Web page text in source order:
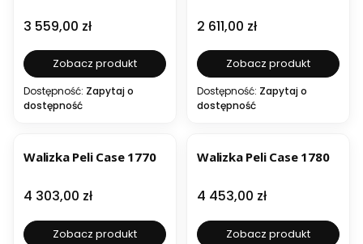
Cena
3 559,00 zł
Zobacz produkt
Dostępność: Zapytaj o
dostępność
Cena
2 611,00 zł
Zobacz produkt
Dostępność: Zapytaj o
dostępność
Walizka Peli Case 1770
Cena
4 303,00 zł
Zobacz produkt
Walizka Peli Case 1780
Cena
4 453,00 zł
Zobacz produkt